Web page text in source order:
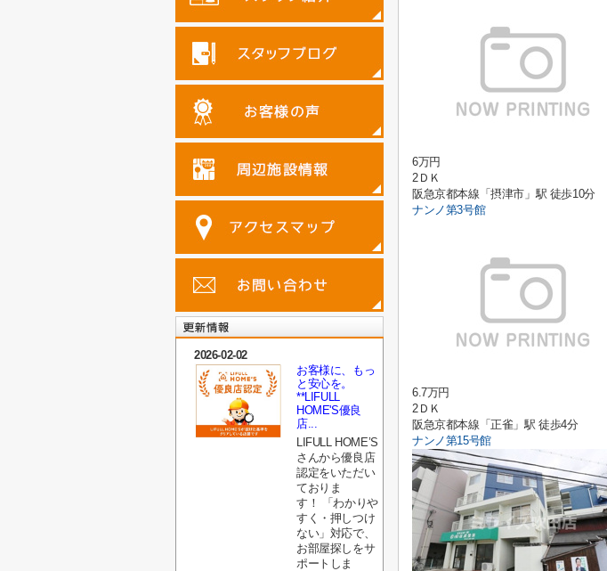
6万円
2ＤＫ
阪急京都本線「摂津市」駅 徒歩10分
ナンノ第3号館
6.7万円
2ＤＫ
阪急京都本線「正雀」駅 徒歩4分
ナンノ第15号館
2026-02-02
お客様に、もっ
と安心を。
**LIFULL
HOME'S優良
店...
LIFULL HOME’S
さんから優良店
認定をいただい
ておりま
す！ 「わかりや
すく・押しつけ
ない」対応で、
お部屋探しをサ
ポートしま